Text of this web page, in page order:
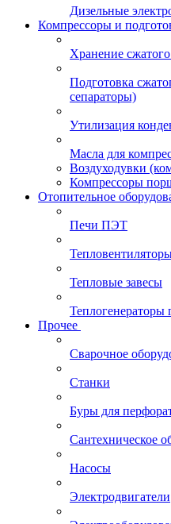
Дизельные
Компрессоры и
Хранение сжатого
Подготовка
сепараторы)
Утилизация
Масла для
Воздуходувки
Компрессоры
Отопительное
Печи ПЭТ
Тепловые завесы
Теплогенераторы
Прочее
Сварочное
Станки
Буры для
Сантехническое
Насосы
Электродвигатели